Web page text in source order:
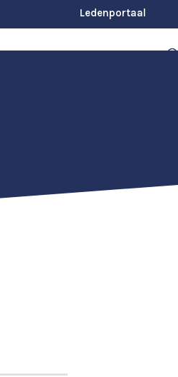
Ledenportaal